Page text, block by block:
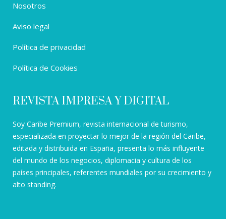
Nosotros
Aviso legal
Política de privacidad
Política de Cookies
REVISTA IMPRESA Y DIGITAL
Soy Caribe Premium, revista internacional de turismo,
especializada en proyectar lo mejor de la región del Caribe,
editada y distribuida en España, presenta lo más influyente
del mundo de los negocios, diplomacia y cultura de los
países principales, referentes mundiales por su crecimiento y
alto standing.